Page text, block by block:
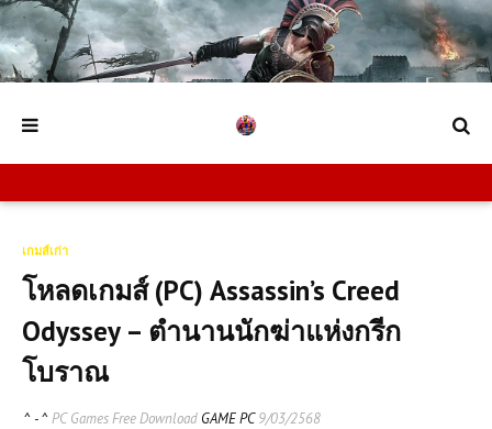
เกมส์เก่า
โหลดเกมส์ (PC) Assassin’s Creed
Odyssey – ตำนานนักฆ่าแห่งกรีก
โบราณ
^ - ^ PC Games Free Download GAME PC9/03/2568